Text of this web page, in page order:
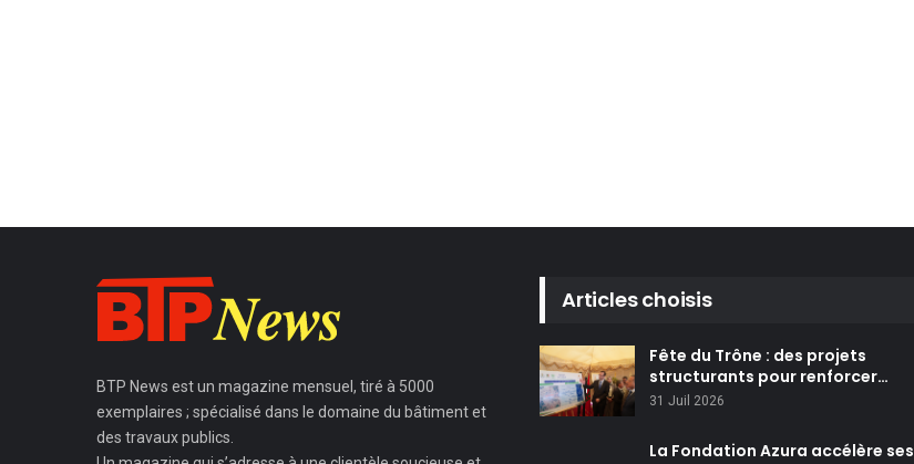
BTP News est un magazine mensuel, tiré à 5000
exemplaires ; spécialisé dans le domaine du bâtiment et
des travaux publics.
Articles choisis
Fête du Trône : des projets
structurants pour renforcer…
31 Juil 2026
La Fondation Azura accélère ses